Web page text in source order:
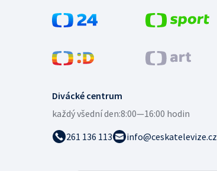
Divácké centrum
každý všední den:8:00—16:00 hodin
261 136 113
info@ceskatelevize.cz